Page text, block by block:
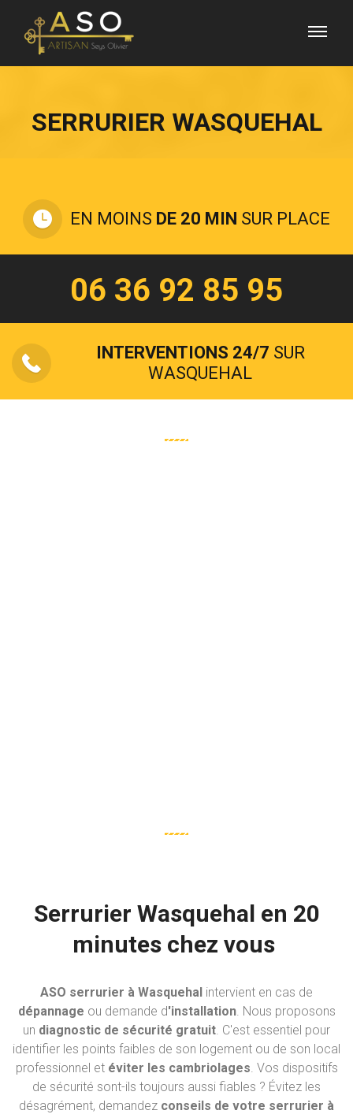
SERRURIER WASQUEHAL
EN MOINS DE 20 MIN SUR PLACE
06 36 92 85 95
INTERVENTIONS 24/7 SUR
WASQUEHAL
Serrurier Wasquehal en 20
minutes chez vous
ASO serrurier à Wasquehal intervient en cas de
dépannage ou demande d'installation. Nous proposons
un diagnostic de sécurité gratuit. C'est essentiel pour
identifier les points faibles de son logement ou de son local
professionnel et éviter les cambriolages. Vos dispositifs
de sécurité sont-ils toujours aussi fiables ? Évitez les
désagrément, demandez conseils de votre serrurier à